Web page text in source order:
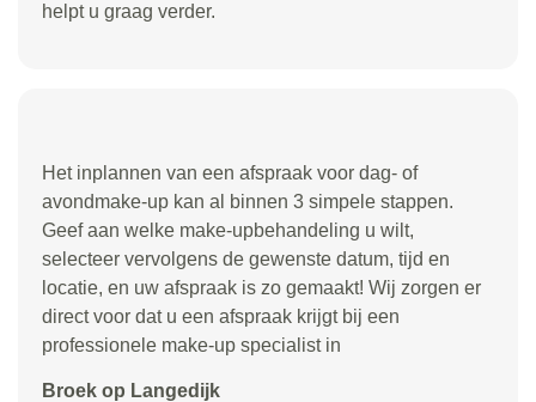
helpt u graag verder.
Het inplannen van een afspraak voor dag- of
avondmake-up kan al binnen 3 simpele stappen.
Geef aan welke make-upbehandeling u wilt,
selecteer vervolgens de gewenste datum, tijd en
locatie, en uw afspraak is zo gemaakt! Wij zorgen er
direct voor dat u een afspraak krijgt bij een
professionele make-up specialist in
Broek op Langedijk